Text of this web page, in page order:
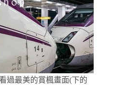
過最美的賞楓畫面(下的